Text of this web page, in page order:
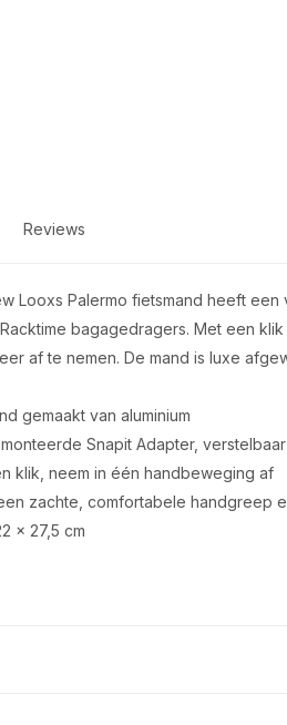
Reviews
Looxs Palermo fietsmand heeft
bagagedragers. Met een
af te nemen. De mand is luxe
gemaakt van aluminium
Snapit Adapter,
klik, neem in één handbeweging af
zachte, comfortabele handgreep
x 27,5 cm